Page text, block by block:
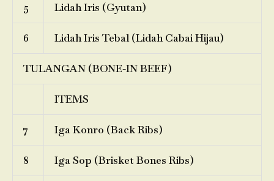
5 Lidah Iris (Gyutan)
6 Lidah Iris Tebal (Lidah Cabai Hijau)
TULANGAN (BONE-IN BEEF)
ITEMS
7 Iga Konro (Back Ribs)
8 Iga Sop (Brisket Bones Ribs)